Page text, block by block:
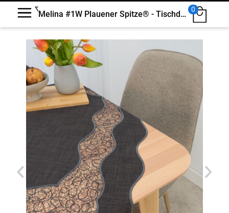
Melina #1W Plauener Spitze® - Tischdecke
0